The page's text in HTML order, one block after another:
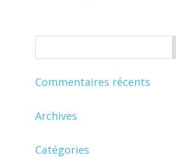
Commentaires récents
Archives
Catégories